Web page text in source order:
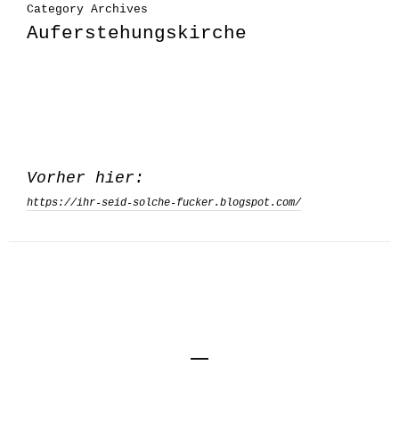
Category Archives
Auferstehungskirche
Vorher hier:
https://ihr-seid-solche-fucker.blogspot.com/